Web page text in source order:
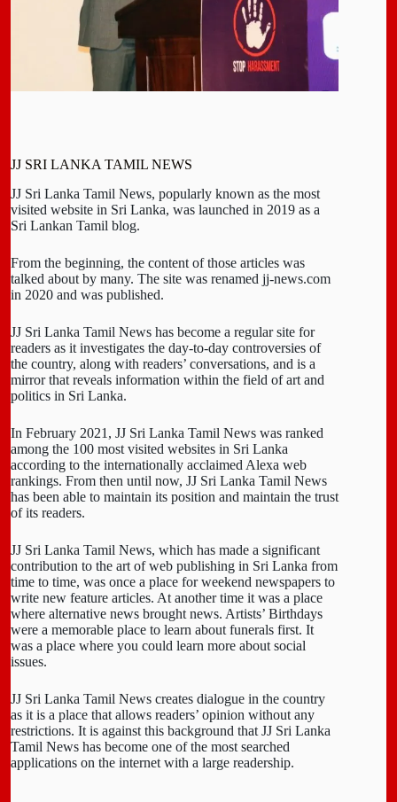
JJ SRI LANKA TAMIL NEWS
JJ Sri Lanka Tamil News, popularly known as the most
visited website in Sri Lanka, was launched in 2019 as a
Sri Lankan Tamil blog.
From the beginning, the content of those articles was
talked about by many. The site was renamed jj-news.com
in 2020 and was published.
JJ Sri Lanka Tamil News has become a regular site for
readers as it investigates the day-to-day controversies of
the country, along with readers’ conversations, and is a
mirror that reveals information within the field of art and
politics in Sri Lanka.
In February 2021, JJ Sri Lanka Tamil News was ranked
among the 100 most visited websites in Sri Lanka
according to the internationally acclaimed Alexa web
rankings. From then until now, JJ Sri Lanka Tamil News
has been able to maintain its position and maintain the trust
of its readers.
JJ Sri Lanka Tamil News, which has made a significant
contribution to the art of web publishing in Sri Lanka from
time to time, was once a place for weekend newspapers to
write new feature articles. At another time it was a place
where alternative news brought news. Artists’ Birthdays
were a memorable place to learn about funerals first. It
was a place where you could learn more about social
issues.
JJ Sri Lanka Tamil News creates dialogue in the country
as it is a place that allows readers’ opinion without any
restrictions. It is against this background that JJ Sri Lanka
Tamil News has become one of the most searched
applications on the internet with a large readership.